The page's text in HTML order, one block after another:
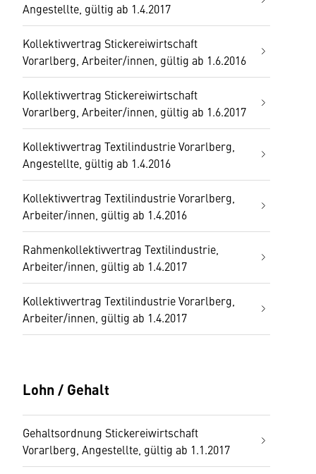
Angestellte, gültig ab 1.4.2017
Kollektivvertrag Stickereiwirtschaft
Vorarlberg, Arbeiter/innen, gültig ab 1.6.2016
Kollektivvertrag Stickereiwirtschaft
Vorarlberg, Arbeiter/innen, gültig ab 1.6.2017
Kollektivvertrag Textilindustrie Vorarlberg,
Angestellte, gültig ab 1.4.2016
Kollektivvertrag Textilindustrie Vorarlberg,
Arbeiter/innen, gültig ab 1.4.2016
Rahmenkollektivvertrag Textilindustrie,
Arbeiter/innen, gültig ab 1.4.2017
Kollektivvertrag Textilindustrie Vorarlberg,
Arbeiter/innen, gültig ab 1.4.2017
Lohn / Gehalt
Gehaltsordnung Stickereiwirtschaft
Vorarlberg, Angestellte, gültig ab 1.1.2017